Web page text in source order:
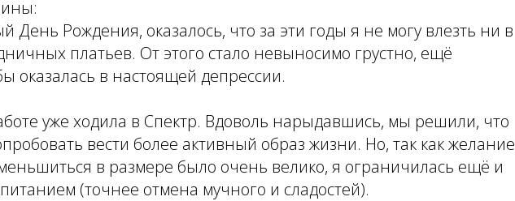
День Рождения, оказалось, что за эти годы я не могу влезть ни в
платьев. От этого стало невыносимо грустно, ещё
оказалась в настоящей депрессии.
уже ходила в Спектр. Вдоволь нарыдавшись, мы решили, что
вести более активный образ жизни. Но, так как желание
в размере было очень велико, я ограничилась ещё и
(точнее отмена мучного и сладостей).